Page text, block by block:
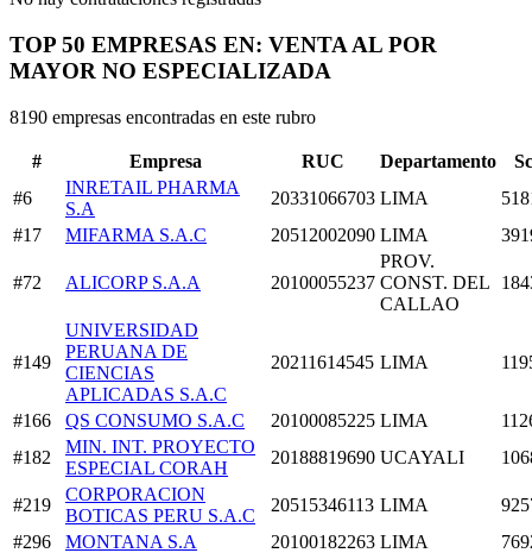
TOP 50 EMPRESAS EN: VENTA AL POR
MAYOR NO ESPECIALIZADA
8190 empresas encontradas en este rubro
# Empresa RUC Departamento
#6
INRETAIL PHARMA
S.A
20331066703 LIMA
#17
MIFARMA S.A.C 20512002090 LIMA
#72 ALICORP S.A.A 20100055237
PROV.
CONST. DEL
CALLAO
#149
UNIVERSIDAD
PERUANA DE
CIENCIAS
APLICADAS S.A.C
20211614545 LIMA
#166 QS CONSUMO S.A.C 20100085225 LIMA
#182
MIN. INT. PROYECTO
ESPECIAL CORAH
20188819690 UCAYALI
#219
CORPORACION
BOTICAS PERU S.A.C
20515346113 LIMA
#296
MONTANA S.A 20100182263 LIMA